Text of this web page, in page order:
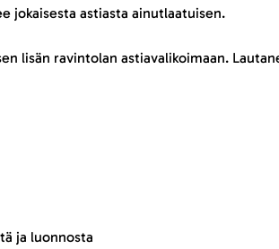
jokaisesta astiasta ainutlaatuisen.
lisän ravintolan astiavalikoimaan.
ja luonnosta